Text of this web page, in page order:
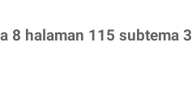
8 halaman 115 subtema 3